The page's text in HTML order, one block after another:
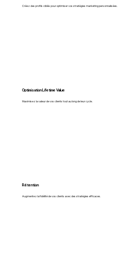
Créez des profils ciblés pour optimiser vos stratégies marketing personnalisées.
Optimisation Lifetime Value
Maximisez la valeur de vos clients tout au long de leur cycle.
Rétention
Augmentez la fidélité de vos clients avec des stratégies efficaces.